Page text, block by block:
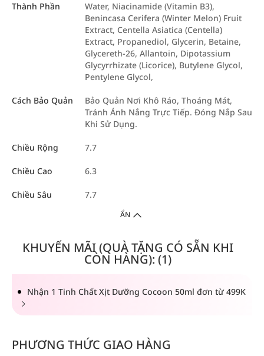
Thành Phần
Water, Niacinamide (Vitamin B3),
Benincasa Cerifera (Winter Melon) Fruit
Extract, Centella Asiatica (Centella)
Extract, Propanediol, Glycerin, Betaine,
Glycereth-26, Allantoin, Dipotassium
Glycyrrhizate (Licorice), Butylene Glycol,
Pentylene Glycol,
Cách Bảo Quản
Bảo Quản Nơi Khô Ráo, Thoáng Mát,
Tránh Ánh Nắng Trực Tiếp. Đóng Nắp Sau
Khi Sử Dụng.
Chiều Rộng 7.7
Chiều Cao 6.3
Chiều Sâu 7.7
ẨN
KHUYẾN MÃI (QUÀ TẶNG CÓ SẴN KHI
CÒN HÀNG): (1)
Nhận 1 Tinh Chất Xịt Dưỡng Cocoon 50ml đơn từ 499K
PHƯƠNG THỨC GIAO HÀNG